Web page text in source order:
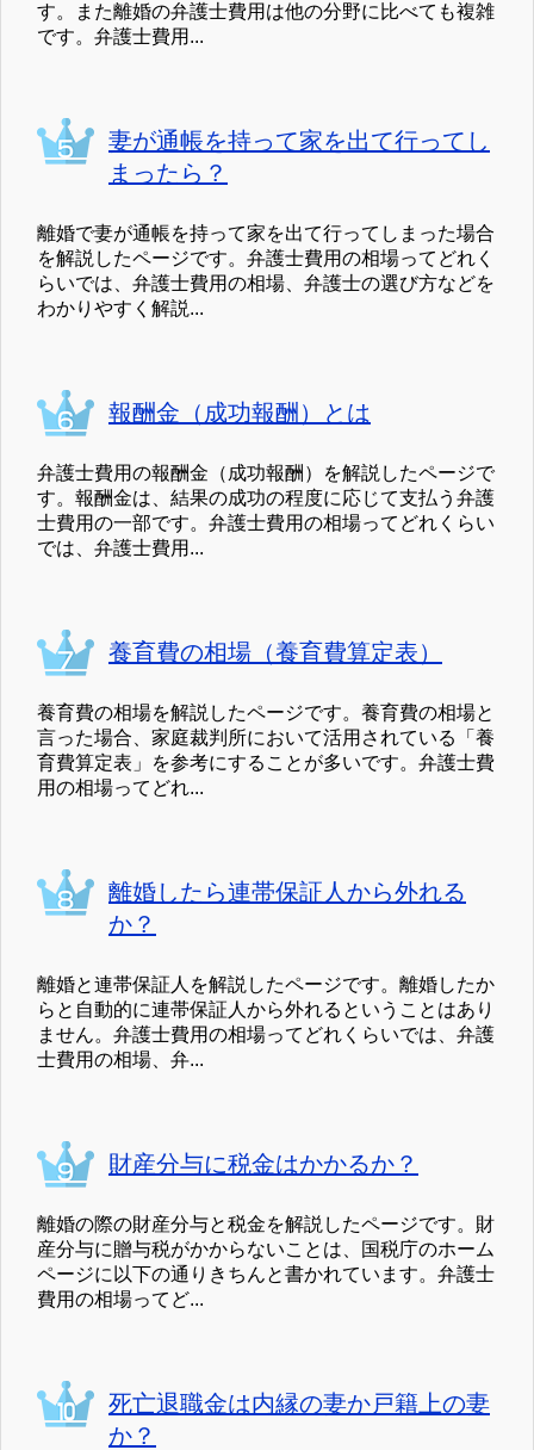
す。また離婚の弁護士費用は他の分野に比べても複雑
です。弁護士費用...
妻が通帳を持って家を出て行ってし
まったら？
離婚で妻が通帳を持って家を出て行ってしまった場合
を解説したページです。弁護士費用の相場ってどれく
らいでは、弁護士費用の相場、弁護士の選び方などを
わかりやすく解説...
報酬金（成功報酬）とは
弁護士費用の報酬金（成功報酬）を解説したページで
す。報酬金は、結果の成功の程度に応じて支払う弁護
士費用の一部です。弁護士費用の相場ってどれくらい
では、弁護士費用...
養育費の相場（養育費算定表）
養育費の相場を解説したページです。養育費の相場と
言った場合、家庭裁判所において活用されている「養
育費算定表」を参考にすることが多いです。弁護士費
用の相場ってどれ...
離婚したら連帯保証人から外れる
か？
離婚と連帯保証人を解説したページです。離婚したか
らと自動的に連帯保証人から外れるということはあり
ません。弁護士費用の相場ってどれくらいでは、弁護
士費用の相場、弁...
財産分与に税金はかかるか？
離婚の際の財産分与と税金を解説したページです。財
産分与に贈与税がかからないことは、国税庁のホーム
ページに以下の通りきちんと書かれています。弁護士
費用の相場ってど...
死亡退職金は内縁の妻か戸籍上の妻
か？